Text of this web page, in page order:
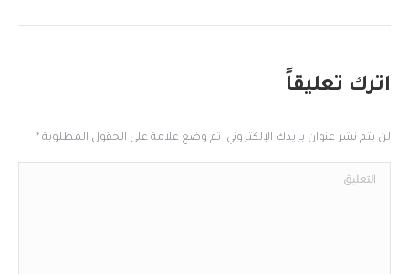
اترك تعليقاً
لن يتم نشر عنوان بريدك الإلكتروني. تم وضع علامة على الحقول المطلوبة *
التعليق